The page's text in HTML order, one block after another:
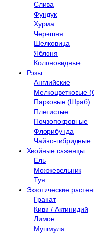
Слива
Фундук
Хурма
Черешня
Шелковица
Яблоня
Колоновидные
Розы
Английские
Мелкоцветковые
Парковые (Шраб)
Плетистые
Почвопокровные
Флорибунда
Чайно-гибридные
Хвойные саженцы
Ель
Можжевельник
Туя
Экзотические
Гранат
Киви / Актинидий
Лимон
Мушмула